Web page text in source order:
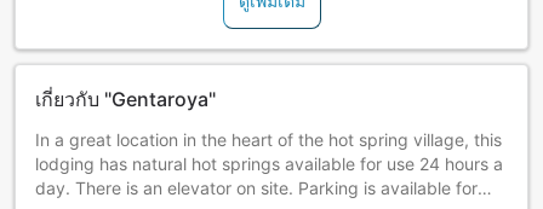
เกี่ยวกับ "Gentaroya"
In a great location in the heart of the hot spring village, this
lodging has natural hot springs available for use 24 hours a
day. There is an elevator on site. Parking is available for